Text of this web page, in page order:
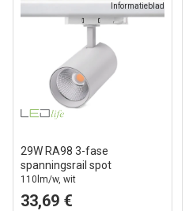
Informatieblad
29W RA98 3-fase
spanningsrail spot
110lm/w, wit
33,69 €